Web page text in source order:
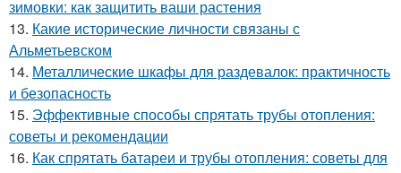
зимовки: как защитить ваши растения
13. Какие исторические личности связаны с
Альметьевском
14. Металлические шкафы для раздевалок: практичность
и безопасность
15. Эффективные способы спрятать трубы отопления:
советы и рекомендации
16. Как спрятать батареи и трубы отопления: советы для